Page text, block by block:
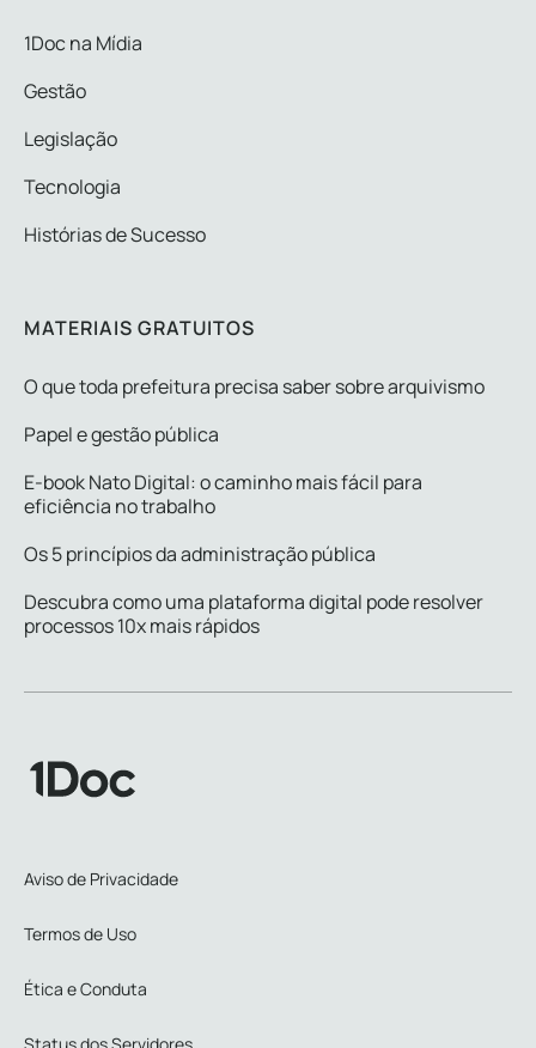
1Doc na Mídia
Gestão
Legislação
Tecnologia
Histórias de Sucesso
MATERIAIS GRATUITOS
O que toda prefeitura precisa saber sobre arquivismo
Papel e gestão pública
E-book Nato Digital: o caminho mais fácil para
eficiência no trabalho
Os 5 princípios da administração pública
Descubra como uma plataforma digital pode resolver
processos 10x mais rápidos
Aviso de Privacidade
Termos de Uso
Ética e Conduta